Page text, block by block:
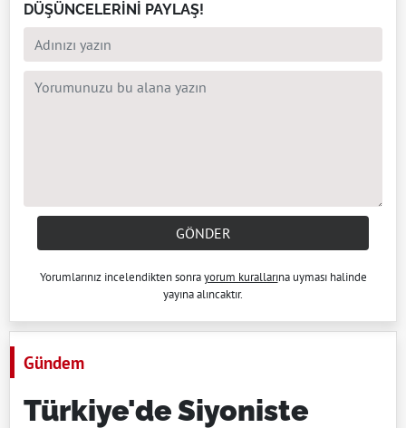
DÜŞÜNCELERİNİ PAYLAŞ!
GÖNDER
Yorumlarınız incelendikten sonrayorum kurallarına uyması halinde
yayına alıncaktır.
Gündem
Türkiye'de Siyoniste